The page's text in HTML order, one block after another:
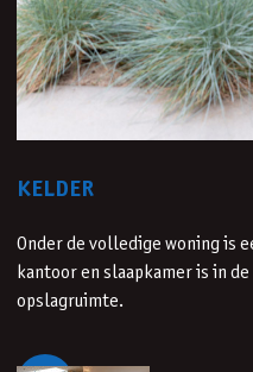
KELDER
Onder de volledige woning is
kantoor en slaapkamer is in
opslagruimte.